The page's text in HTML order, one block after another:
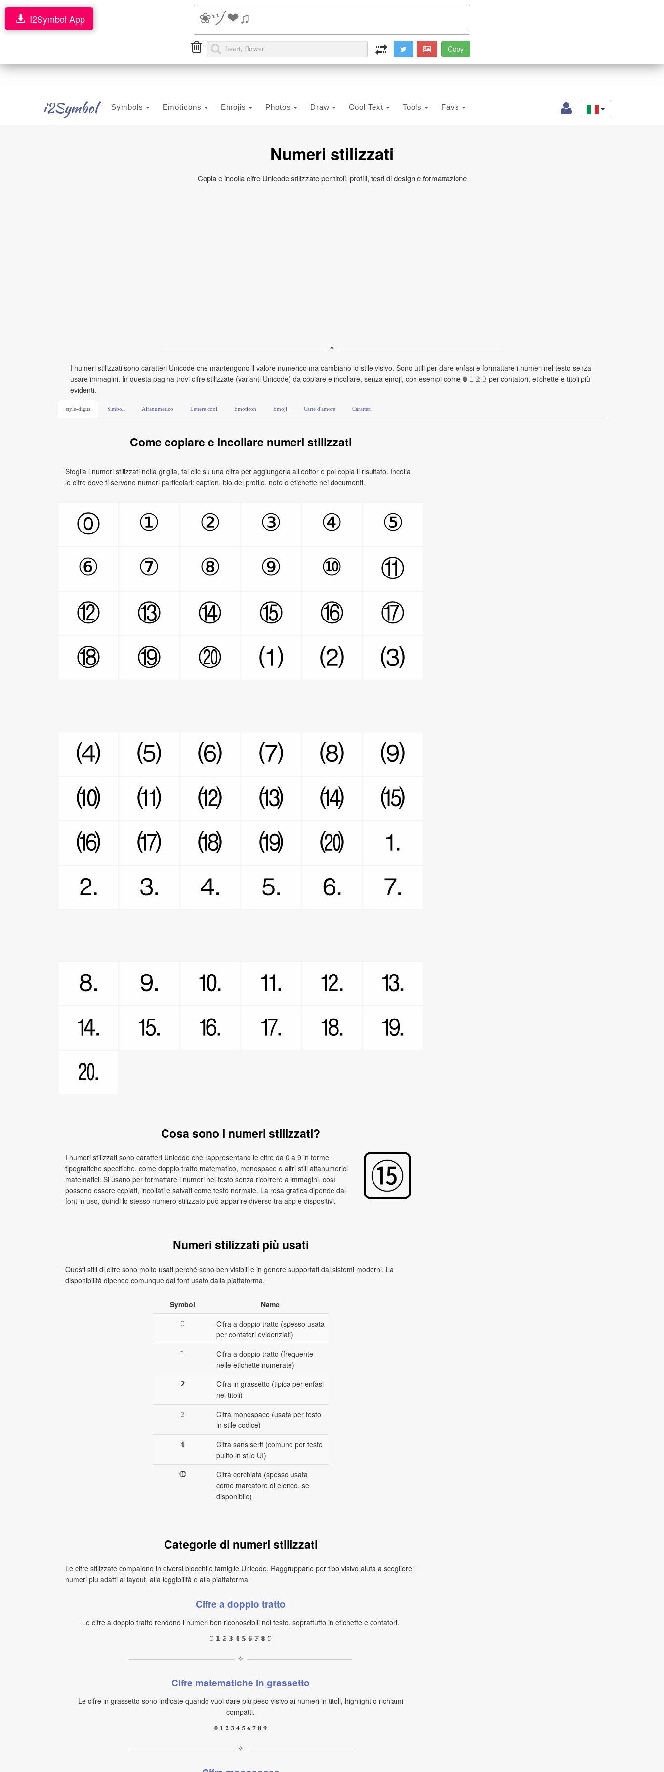
i2Symbol Symbols Emoticons Emojis Photos Draw Cool Text Tools Favs
I2Symbol App
Numeri stilizzati
Copia e incolla cifre Unicode stilizzate per titoli, profili, testi di design e formattazione
✧
I numeri stilizzati sono caratteri Unicode che mantengono il valore numerico ma cambiano lo stile visivo. Sono utili per dare enfasi e formattare i numeri nel testo senza
usare immagini. In questa pagina trovi cifre stilizzate (varianti Unicode) da copiare e incollare, senza emoji, con esempi come 𝟘 𝟙 𝟚 𝟛 per contatori, etichette e titoli più
evidenti.
style-digits Simboli Alfanumerico Lettere cool Emoticon Emoji Carte d'amore Caratteri
Come copiare e incollare numeri stilizzati
Sfoglia i numeri stilizzati nella griglia, fai clic su una cifra per aggiungerla all’editor e poi copia il risultato. Incolla
le cifre dove ti servono numeri particolari: caption, bio del profilo, note o etichette nei documenti.
⓪ ① ② ③ ④
⑤
⑥
⑦ ⑧ ⑨ ⑩
⑪
⑫
⑬ ⑭ ⑮ ⑯
⑰
⑱
⑲ ⑳ ⑴ ⑵ ⑶
⑷ ⑸ ⑹ ⑺ ⑻
⑼
⑽
⑾ ⑿ ⒀ ⒁
⒂
⒃
⒄ ⒅ ⒆ ⒇
⒈
⒉
⒊ ⒋ ⒌ ⒍ ⒎
⒏ ⒐ ⒑ ⒒ ⒓
⒔
⒕
⒖ ⒗ ⒘ ⒙
⒚
⒛
Cosa sono i numeri stilizzati?
I numeri stilizzati sono caratteri Unicode che rappresentano le cifre da 0 a 9 in forme
tipografiche specifiche, come doppio tratto matematico, monospace o altri stili alfanumerici
matematici. Si usano per formattare i numeri nel testo senza ricorrere a immagini, così
possono essere copiati, incollati e salvati come testo normale. La resa grafica dipende dal
font in uso, quindi lo stesso numero stilizzato può apparire diverso tra app e dispositivi.
Numeri stilizzati più usati
Questi stili di cifre sono molto usati perché sono ben visibili e in genere supportati dai sistemi moderni. La
disponibilità dipende comunque dal font usato dalla piattaforma.
Symbol
Name
𝟘
Cifra a doppio tratto (spesso usata
per contatori evidenziati)
𝟙
Cifra a doppio tratto (frequente
nelle etichette numerate)
𝟮
Cifra in grassetto (tipica per enfasi
nei titoli)
𝟹
Cifra monospace (usata per testo
in stile codice)
𝟜
Cifra sans serif (comune per testo
pulito in stile UI)
⓵
Cifra cerchiata (spesso usata
come marcatore di elenco, se
disponibile)
Categorie di numeri stilizzati
Le cifre stilizzate compaiono in diversi blocchi e famiglie Unicode. Raggrupparle per tipo visivo aiuta a scegliere i
numeri più adatti al layout, alla leggibilità e alla piattaforma.
Cifre a doppio tratto
Le cifre a doppio tratto rendono i numeri ben riconoscibili nel testo, soprattutto in etichette e contatori.
𝟘 𝟙 𝟚 𝟛 𝟜 𝟝 𝟞 𝟟 𝟠 𝟡
✧
Cifre matematiche in grassetto
Le cifre in grassetto sono indicate quando vuoi dare più peso visivo ai numeri in titoli, highlight o richiami
compatti.
𝟎 𝟏 𝟐 𝟑 𝟒 𝟓 𝟔 𝟕 𝟖 𝟗
✧